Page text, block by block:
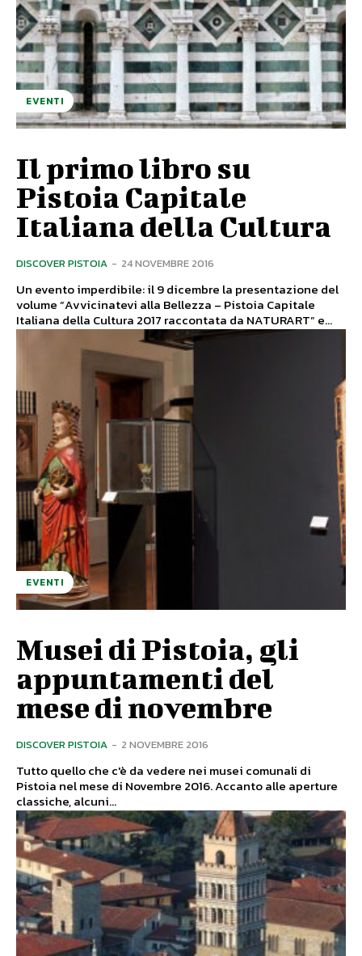
EVENTI
Il primo libro su
Pistoia Capitale
Italiana della Cultura
DISCOVER PISTOIA - 24 NOVEMBRE 2016
Un evento imperdibile: il 9 dicembre la presentazione del
volume “Avvicinatevi alla Bellezza – Pistoia Capitale
Italiana della Cultura 2017 raccontata da NATURART” e...
EVENTI
Musei di Pistoia, gli
appuntamenti del
mese di novembre
DISCOVER PISTOIA - 2 NOVEMBRE 2016
Tutto quello che c'è da vedere nei musei comunali di
Pistoia nel mese di Novembre 2016. Accanto alle aperture
classiche, alcuni...